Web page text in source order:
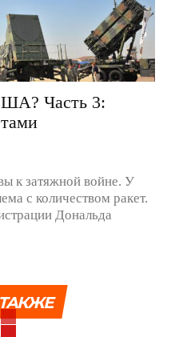
Часть 3:
к затяжной войне. У
с количеством ракет.
Дональда